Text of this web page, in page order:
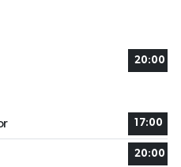
20:00
17:00
20:00